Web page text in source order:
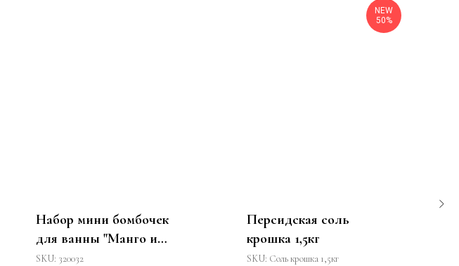
Набор мини бомбочек
для ванны "Манго и
бергамот" 18 шт.
SKU: 320032
NEW
50%
Персидская соль
крошка 1,5кг
SKU: Соль крошка 1,5кг